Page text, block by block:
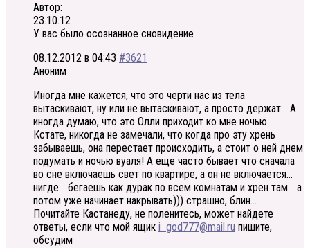
Автор:
23.10.12
У вас было осознанное сновидение
08.12.2012 в 04:43 #3621
Аноним
Иногда мне кажется, что это черти нас из тела
вытаскивают, ну или не вытаскивают, а просто держат… А
иногда думаю, что это Олли приходит ко мне ночью.
Кстате, никогда не замечали, что когда про эту хрень
забываешь, она перестает происходить, а стоит о ней днем
подумать и ночью вуаля! А еще часто бывает что сначала
во сне включаешь свет по квартире, а он не включается…
нигде… бегаешь как дурак по всем комнатам и хрен там… а
потом уже начинает накрывать))) страшно, блин…
Почитайте Кастанеду, не поленитесь, может найдете
ответы, если что мой ящик i_god777@mail.ru пишите,
обсудим